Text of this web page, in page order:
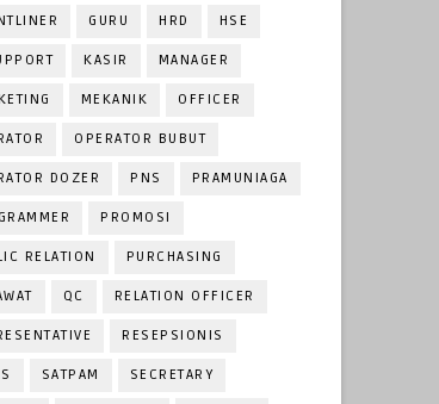
GURU HRD HSE
KASIR MANAGER
MEKANIK OFFICER
OPERATOR BUBUT
DOZER PNS PRAMUNIAGA
PROMOSI
RELATION PURCHASING
QC RELATION OFFICER
RESEPSIONIS
SATPAM SECRETARY